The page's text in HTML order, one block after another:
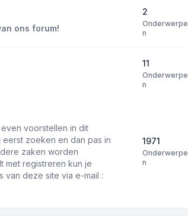
ons forum!
2
Onderwerpe
n
11
Onderwerpe
n
voorstellen in dit
zoeken en dan pas in
zaken worden
met registreren kun je
van deze site via e-mail :
1971
Onderwerpe
n